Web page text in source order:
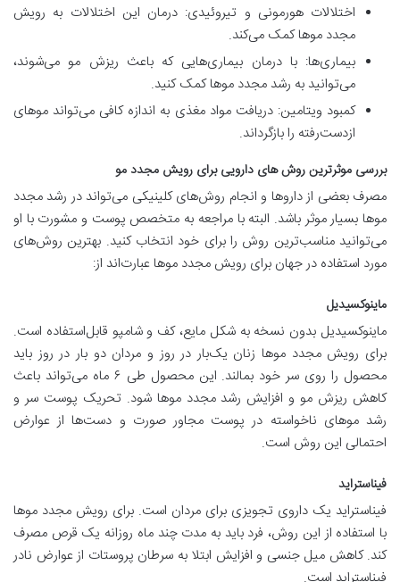
اختلالات هورمونی و تیروئیدی: درمان این اختلالات به رویش
مجدد موها کمک می‌کند.
بیماری‌ها: با درمان بیماری‌هایی که باعث ریزش مو می‌شوند،
می‌توانید به رشد مجدد موها کمک کنید.
کمبود ویتامین: دریافت مواد مغذی به اندازه کافی می‌تواند موهای
ازدست‌رفته را بازگرداند.
بررسی موثرترین روش های دارویی برای رویش مجدد مو
مصرف بعضی از داروها و انجام روش‌های کلینیکی می‌تواند در رشد مجدد
موها بسیار موثر باشد. البته با مراجعه به متخصص پوست و مشورت با او
می‌توانید مناسب‌ترین روش را برای خود انتخاب کنید. بهترین روش‌های
مورد استفاده در جهان برای رویش مجدد موها عبارت‌اند از:
ماینوکسیدیل
ماینوکسیدیل بدون نسخه به شکل مایع، کف و شامپو قابل‌استفاده است.
برای رویش مجدد موها زنان یک‌بار در روز و مردان دو بار در روز باید
محصول را روی سر خود بمالند. این محصول طی ۶ ماه می‌تواند باعث
کاهش ریزش مو و افزایش رشد مجدد موها شود. تحریک پوست سر و
رشد موهای ناخواسته در پوست مجاور صورت و دست‌ها از عوارض
احتمالی این روش است.
فیناستراید
فیناستراید یک داروی تجویزی برای مردان است. برای رویش مجدد موها
با استفاده از این روش، فرد باید به مدت چند ماه روزانه یک قرص مصرف
کند. کاهش میل جنسی و افزایش ابتلا به سرطان پروستات از عوارض نادر